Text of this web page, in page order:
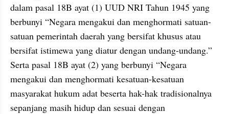
dalam pasal 18B ayat (1) UUD NRI Tahun 1945 yang
berbunyi “Negara mengakui dan menghormati satuan-
satuan pemerintah daerah yang bersifat khusus atau
bersifat istimewa yang diatur dengan undang-undang.”
Serta pasal 18B ayat (2) yang berbunyi “Negara
mengakui dan menghormati kesatuan-kesatuan
masyarakat hukum adat beserta hak-hak tradisionalnya
sepanjang masih hidup dan sesuai dengan